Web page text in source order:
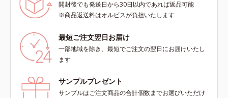
開封後でも発送日から30日以内であれば返品可能
※商品返送料はオルビスが負担いたします
最短ご注文翌日お届け
一部地域を除き、最短でご注文の翌日にお届けいたし
ます
サンプルプレゼント
サンプルはご注文商品の合計個数までお選びいただけ